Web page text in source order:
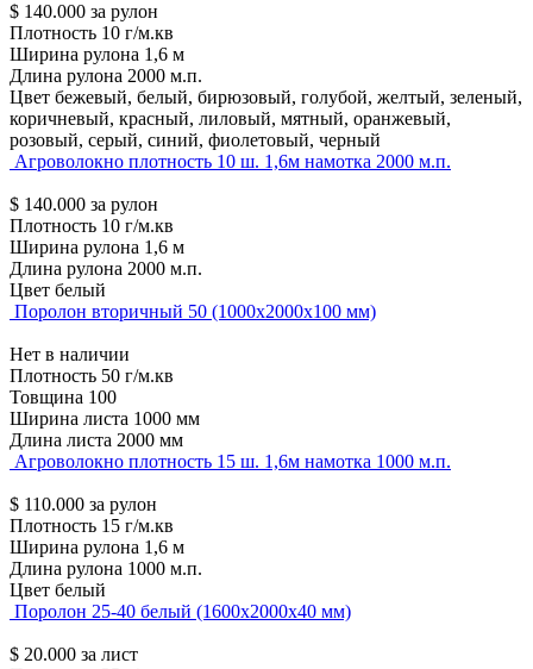
$ 140.000 за рулон
Плотность 10 г/м.кв
Ширина рулона 1,6 м
Длина рулона 2000 м.п.
Цвет бежевый, белый, бирюзовый, голубой, желтый, зеленый,
коричневый, красный, лиловый, мятный, оранжевый,
розовый, серый, синий, фиолетовый, черный
Агроволокно плотность 10 ш. 1,6м намотка 2000 м.п.
$ 140.000 за рулон
Плотность 10 г/м.кв
Ширина рулона 1,6 м
Длина рулона 2000 м.п.
Цвет белый
Поролон вторичный 50 (1000х2000х100 мм)
Нет в наличии
Плотность 50 г/м.кв
Товщина 100
Ширина листа 1000 мм
Длина листа 2000 мм
Агроволокно плотность 15 ш. 1,6м намотка 1000 м.п.
$ 110.000 за рулон
Плотность 15 г/м.кв
Ширина рулона 1,6 м
Длина рулона 1000 м.п.
Цвет белый
Поролон 25-40 белый (1600х2000х40 мм)
$ 20.000 за лист